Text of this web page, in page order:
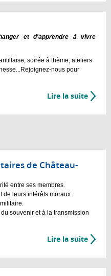
et d'apprendre à vivre
soirée à thème, ateliers
nous pour
Lire la suite
de Château-
entre ses membres.
de leurs intérêts moraux.
souvenir et à la transmission
Lire la suite